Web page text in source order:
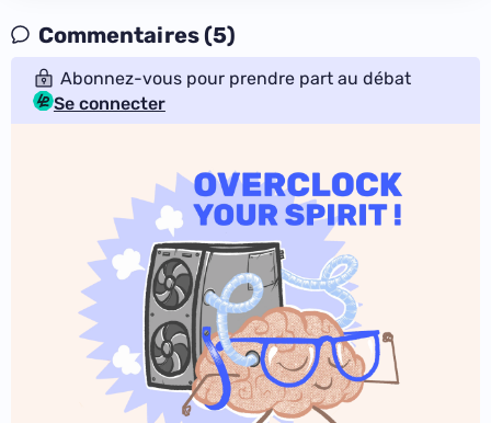
Commentaires (5)
Abonnez-vous pour prendre part au débat
Se connecter